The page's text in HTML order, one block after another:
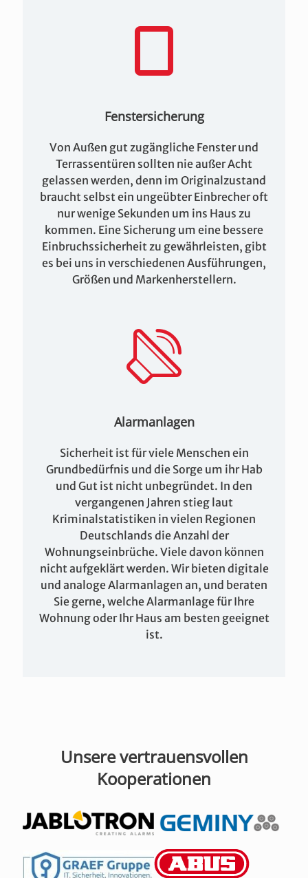
Fenstersicherung
Von Außen gut zugängliche Fenster und
Terrassentüren sollten nie außer Acht
gelassen werden, denn im Originalzustand
braucht selbst ein ungeübter Einbrecher oft
nur wenige Sekunden um ins Haus zu
kommen. Eine Sicherung um eine bessere
Einbruchssicherheit zu gewährleisten, gibt
es bei uns in verschiedenen Ausführungen,
Größen und Markenherstellern.
Alarmanlagen
Sicherheit ist für viele Menschen ein
Grundbedürfnis und die Sorge um ihr Hab
und Gut ist nicht unbegründet. In den
vergangenen Jahren stieg laut
Kriminalstatistiken in vielen Regionen
Deutschlands die Anzahl der
Wohnungseinbrüche. Viele davon können
nicht aufgeklärt werden. Wir bieten digitale
und analoge Alarmanlagen an, und beraten
Sie gerne, welche Alarmanlage für Ihre
Wohnung oder Ihr Haus am besten geeignet
ist.
Unsere vertrauensvollen
Kooperationen